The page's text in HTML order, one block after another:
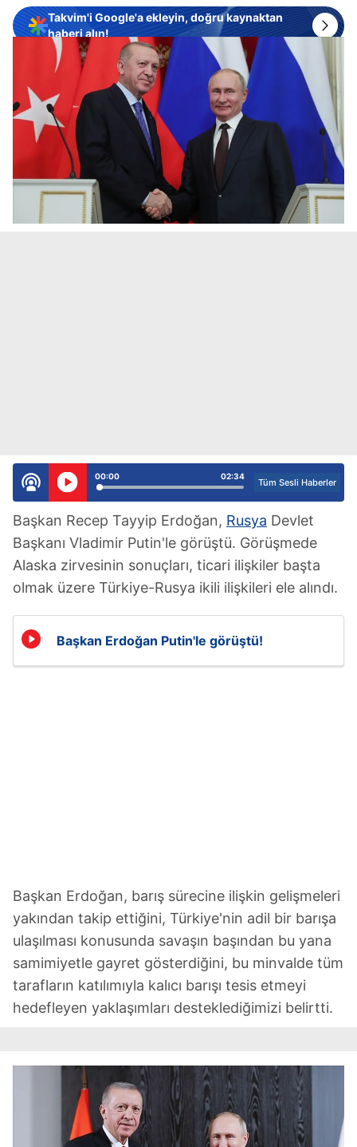
Takvim'i Google'a ekleyin, doğru kaynaktan
haberi alın!
02:34
00:00
Tüm Sesli Haberler
Başkan Recep Tayyip Erdoğan, Rusya Devlet
Başkanı Vladimir Putin'le görüştü. Görüşmede
Alaska zirvesinin sonuçları, ticari ilişkiler başta
olmak üzere Türkiye-Rusya ikili ilişkileri ele alındı.
Başkan Erdoğan Putin'le görüştü!
Başkan Erdoğan, barış sürecine ilişkin gelişmeleri
yakından takip ettiğini, Türkiye'nin adil bir barışa
ulaşılması konusunda savaşın başından bu yana
samimiyetle gayret gösterdiğini, bu minvalde tüm
tarafların katılımıyla kalıcı barışı tesis etmeyi
hedefleyen yaklaşımları desteklediğimizi belirtti.